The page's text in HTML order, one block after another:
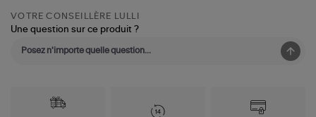
VOTRE CONSEILLÈRE LULLI
Une question sur ce produit ?